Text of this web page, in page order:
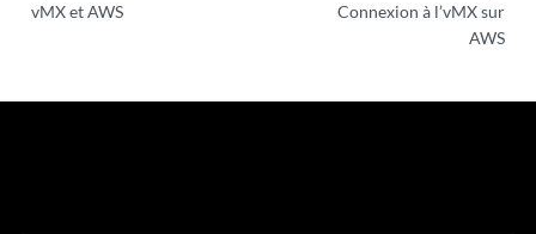
vMX et AWS
Connexion à l’vMX sur
AWS